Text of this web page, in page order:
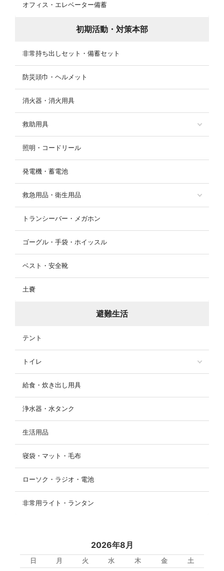
オフィス・エレベーター備蓄
初期活動・対策本部
非常持ち出しセット・備蓄セット
防災頭巾・ヘルメット
消火器・消火用具
救助用具
照明・コードリール
発電機・蓄電池
救急用品・衛生用品
トランシーバー・メガホン
ゴーグル・手袋・ホイッスル
ベスト・安全靴
土嚢
避難生活
テント
トイレ
給食・炊き出し用具
浄水器・水タンク
生活用品
寝袋・マット・毛布
ローソク・ラジオ・電池
非常用ライト・ランタン
2026年8月
日 月 火 水 木 金
土